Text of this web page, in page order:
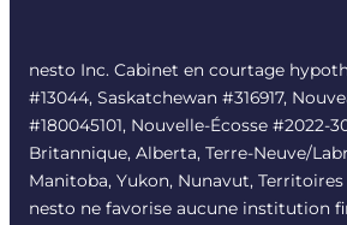
nesto Inc. Cabinet en courtage
#13044, Saskatchewan #316917,
#180045101, Nouvelle-Écosse #2022-
Britannique, Alberta, Terre-Neuve/
Manitoba, Yukon, Nunavut,
nesto ne favorise aucune institution